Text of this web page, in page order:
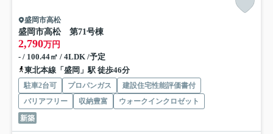
盛岡市高松
盛岡市高松 第71号棟
2,790万円
- / 100.44㎡ / 4LDK /予定
東北本線「盛岡」駅 徒歩46分
駐車2台可 プロパンガス
建設住宅性能評価書付
バリアフリー
収納豊富
ウォークインクロゼット
新築